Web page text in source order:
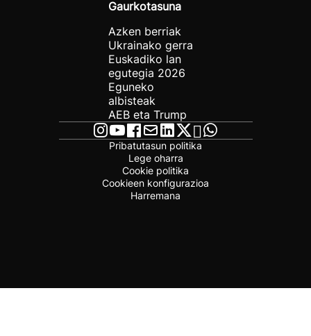
Gaurkotasuna
Azken berriak
Ukrainako gerra
Euskadiko lan
egutegia 2026
Eguneko
albisteak
AEB eta Trump
Pribatutasun politika
Lege oharra
Cookie politika
Cookieen konfigurazioa
Harremana